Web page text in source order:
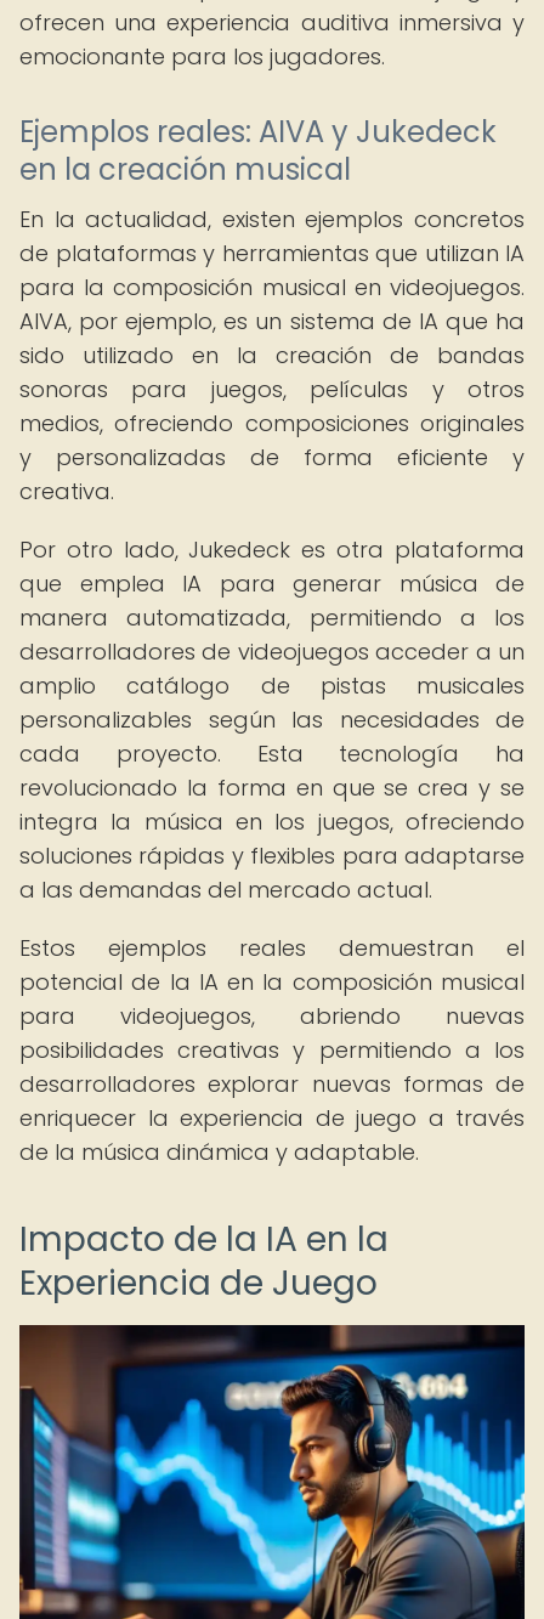
ofrecen una experiencia auditiva inmersiva y
emocionante para los jugadores.
Ejemplos reales: AIVA y Jukedeck
en la creación musical
En la actualidad, existen ejemplos concretos
de plataformas y herramientas que utilizan IA
para la composición musical en videojuegos.
AIVA, por ejemplo, es un sistema de IA que ha
sido utilizado en la creación de bandas
sonoras para juegos, películas y otros
medios, ofreciendo composiciones originales
y personalizadas de forma eficiente y
creativa.
Por otro lado, Jukedeck es otra plataforma
que emplea IA para generar música de
manera automatizada, permitiendo a los
desarrolladores de videojuegos acceder a un
amplio catálogo de pistas musicales
personalizables según las necesidades de
cada proyecto. Esta tecnología ha
revolucionado la forma en que se crea y se
integra la música en los juegos, ofreciendo
soluciones rápidas y flexibles para adaptarse
a las demandas del mercado actual.
Estos ejemplos reales demuestran el
potencial de la IA en la composición musical
para videojuegos, abriendo nuevas
posibilidades creativas y permitiendo a los
desarrolladores explorar nuevas formas de
enriquecer la experiencia de juego a través
de la música dinámica y adaptable.
Impacto de la IA en la
Experiencia de Juego